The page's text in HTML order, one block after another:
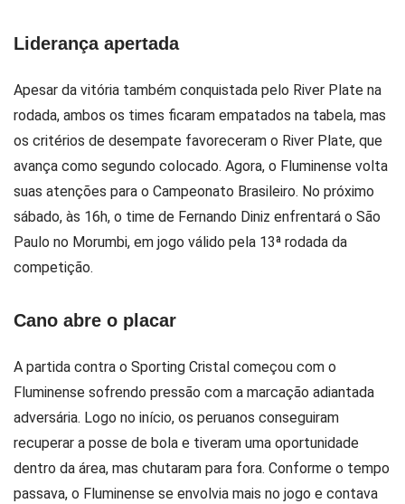
Liderança apertada
Apesar da vitória também conquistada pelo River Plate na
rodada, ambos os times ficaram empatados na tabela, mas
os critérios de desempate favoreceram o River Plate, que
avança como segundo colocado. Agora, o Fluminense volta
suas atenções para o Campeonato Brasileiro. No próximo
sábado, às 16h, o time de Fernando Diniz enfrentará o São
Paulo no Morumbi, em jogo válido pela 13ª rodada da
competição.
Cano abre o placar
A partida contra o Sporting Cristal começou com o
Fluminense sofrendo pressão com a marcação adiantada
adversária. Logo no início, os peruanos conseguiram
recuperar a posse de bola e tiveram uma oportunidade
dentro da área, mas chutaram para fora. Conforme o tempo
passava, o Fluminense se envolvia mais no jogo e contava